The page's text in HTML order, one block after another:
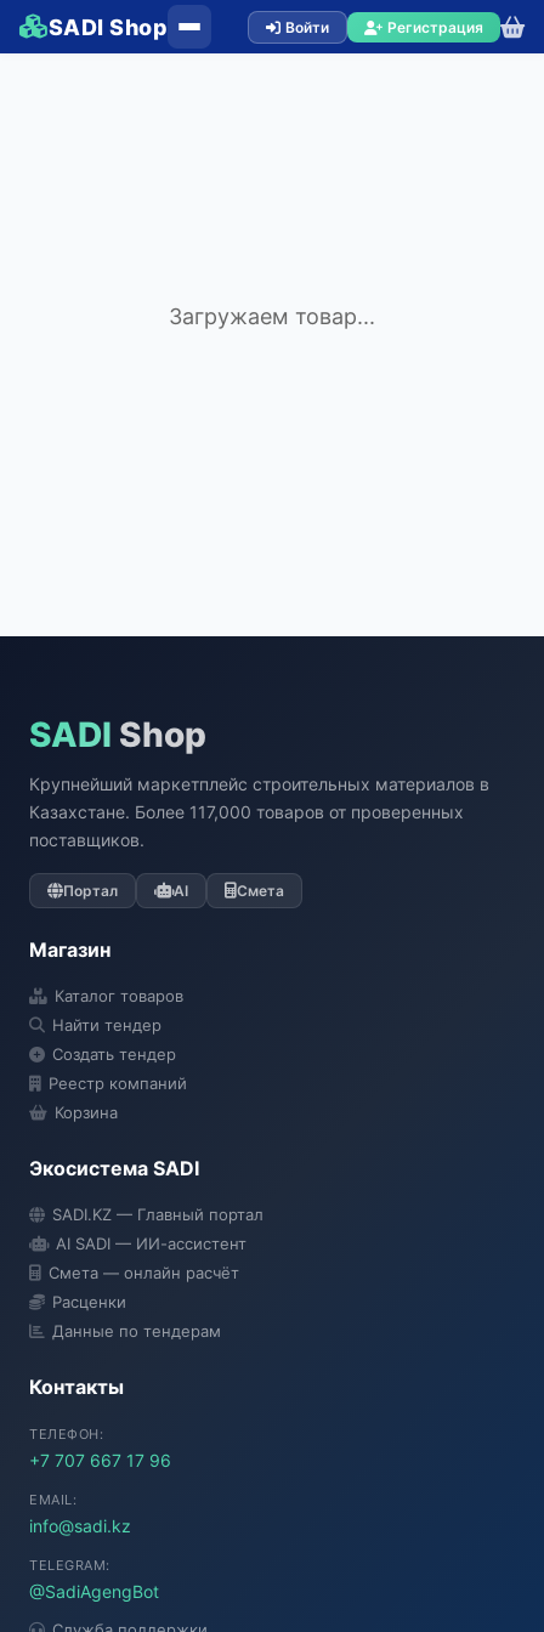
SADI Shop Войти Регистрация
Загружаем товар...
SADI Shop
Крупнейший маркетплейс строительных материалов в
Казахстане. Более 117,000 товаров от проверенных
поставщиков.
Портал AI Смета
Магазин
Каталог товаров
Найти тендер
Создать тендер
Реестр компаний
Корзина
Экосистема SADI
SADI.KZ — Главный портал
AI SADI — ИИ-ассистент
Смета — онлайн расчёт
Расценки
Данные по тендерам
Контакты
ТЕЛЕФОН:
+7 707 667 17 96
EMAIL:
info@sadi.kz
TELEGRAM:
@SadiAgengBot
● Подключение...